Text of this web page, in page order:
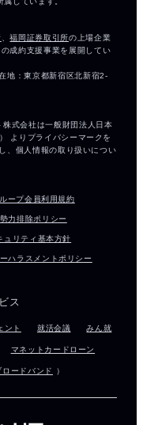
ープ会員利用規約
力排除ポリシー
ュリティ基本方針
ハラスメントポリシー